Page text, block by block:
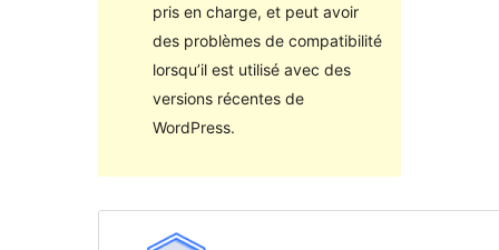
pris en charge, et peut avoir
des problèmes de compatibilité
lorsqu’il est utilisé avec des
versions récentes de
WordPress.